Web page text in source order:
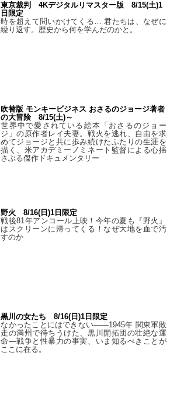
東京裁判 4Kデジタルリマスター版 8/15(土)1
日限定
時を超えて問いかけてくる… 君たちは、なぜに
繰り返す。歴史から何を学んだのかと。
吹替版 モンキービジネス おさるのジョージ著者
の大冒険 8/15(土)～
世界中で愛されている絵本「おさるのジョー
ジ」の原作者レイ夫妻。戦火を逃れ、自由を求
めてジョージと共に歩み続けたふたりの生涯を
描く、米アカデミーノミネート監督による心揺
さぶる傑作ドキュメンタリー
野火 8/16(日)1日限定
戦後81年アンコール上映！今年の夏も『野火』
はスクリーンに帰ってくる！なぜ大地を血で汚
すのか
黒川の女たち 8/16(日)1日限定
なかったことにはできない——1945年 関東軍敗
走の満州で待ちうけた、黒川開拓団の壮絶な運
命―戦争と性暴力の事実、いま知るべきことが
ここに在る。